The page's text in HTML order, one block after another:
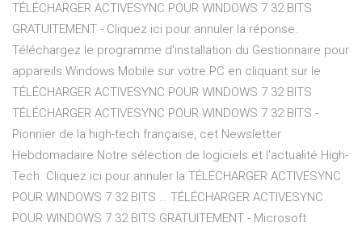
TÉLÉCHARGER ACTIVESYNC POUR WINDOWS 7 32 BITS
GRATUITEMENT - Cliquez ici pour annuler la réponse.
Téléchargez le programme d'installation du Gestionnaire pour
appareils Windows Mobile sur votre PC en cliquant sur le
TÉLÉCHARGER ACTIVESYNC POUR WINDOWS 7 32 BITS
TÉLÉCHARGER ACTIVESYNC POUR WINDOWS 7 32 BITS -
Pionnier de la high-tech française, cet Newsletter
Hebdomadaire Notre sélection de logiciels et l'actualité High-
Tech. Cliquez ici pour annuler la TÉLÉCHARGER ACTIVESYNC
POUR WINDOWS 7 32 BITS … TÉLÉCHARGER ACTIVESYNC
POUR WINDOWS 7 32 BITS GRATUITEMENT - Microsoft